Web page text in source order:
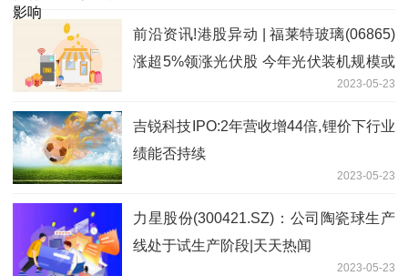
前沿资讯!港股异动 | 福莱特玻璃(06865)
涨超5%领涨光伏股 今年光伏装机规模或
2023-05-23
吉锐科技IPO:2年营收增44倍,锂价下行业
绩能否持续
2023-05-23
力星股份(300421.SZ)：公司陶瓷球生产
线处于试生产阶段|天天热闻
2023-05-23